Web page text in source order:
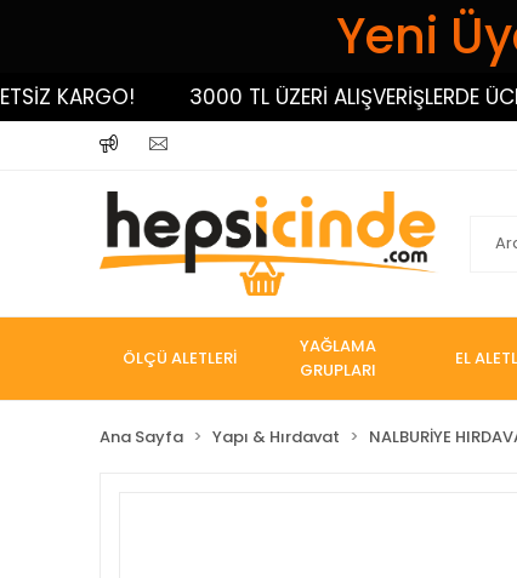
Yeni
KARGO! 3000 TL ÜZERİ ALIŞVERİŞLERDE
ÖLÇÜ ALETLERİ
YAĞLAMA
GRUPLARI
EL
Ana Sayfa Yapı & Hırdavat NALBURİYE